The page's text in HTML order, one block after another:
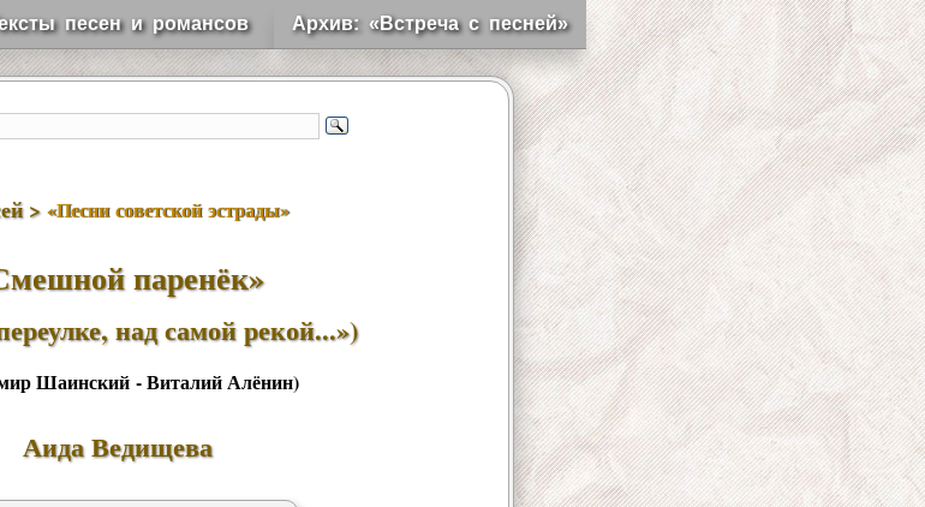
песен и романсов Архив: «Встреча с песней»
> «Песни советской эстрады»
паренёк»
над самой рекой...»)
Шаинский - Виталий Алёнин)
Аида Ведищева